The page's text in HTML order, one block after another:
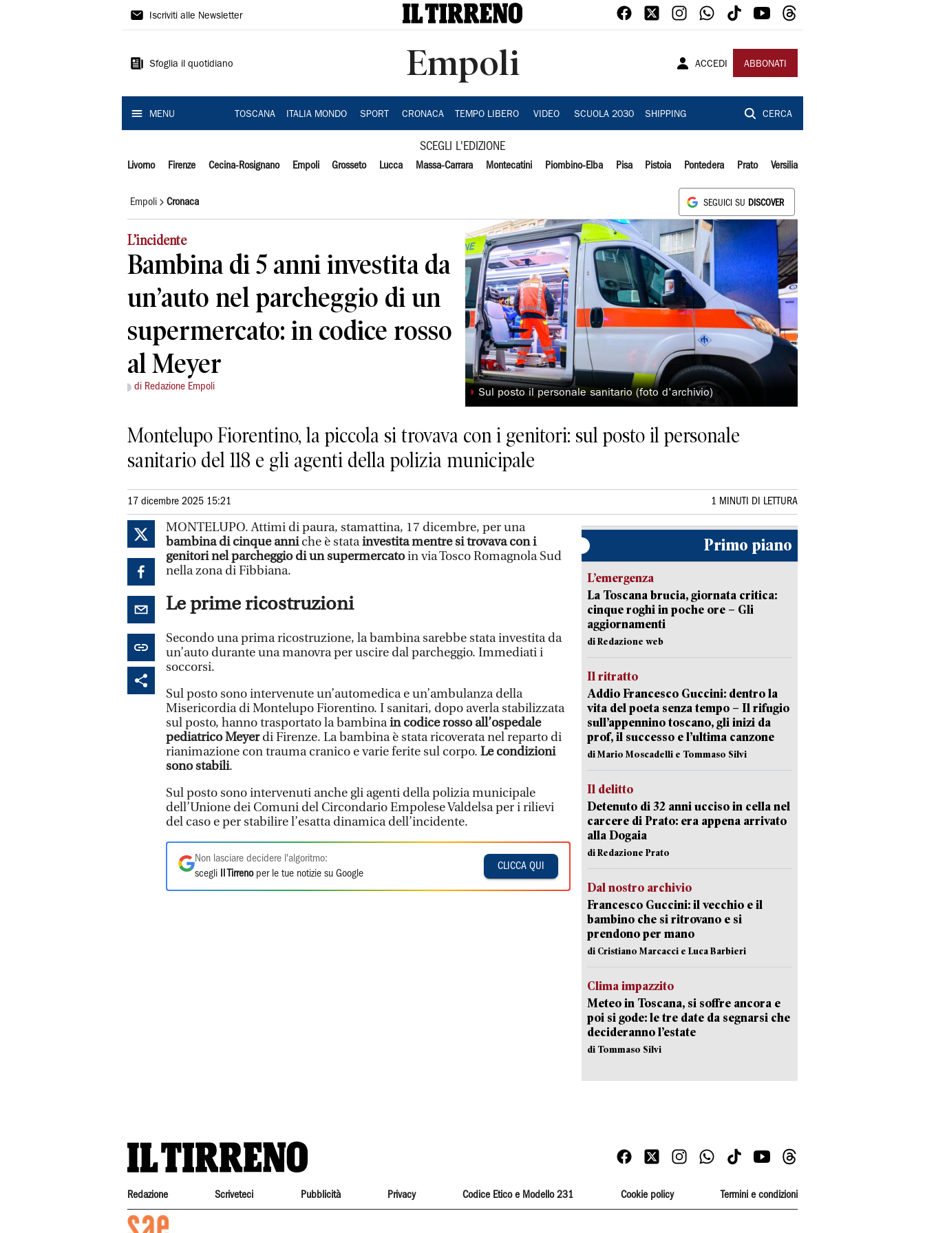
Il
Iscriviti alle Newsletter
Sfoglia il quotidiano Empoli ACCEDI ABBONATI
MENU TOSCANA ITALIA MONDO SPORT CRONACA TEMPO LIBERO VIDEO SCUOLA 2030 SHIPPING CERCA
SCEGLI L'EDIZIONE
Livorno Firenze Cecina-Rosignano Empoli Grosseto Lucca Massa-Carrara Montecatini Piombino-Elba Pisa Pistoia Pontedera Prato Versilia
Empoli Cronaca SEGUICI SU DISCOVER
L’incidente
Bambina di 5 anni investita da
un’auto nel parcheggio di un
supermercato: in codice rosso
al Meyer
di Redazione Empoli
◗ Sul posto il personale sanitario (foto d'archivio)
Montelupo Fiorentino, la piccola si trovava con i genitori: sul posto il personale
sanitario del 118 e gli agenti della polizia municipale
17 dicembre 2025 15:21 1 MINUTI DI LETTURA
MONTELUPO. Attimi di paura, stamattina, 17 dicembre, per una
bambina di cinque anniche è statainvestita mentre si trovava con i
genitori nel parcheggio di un supermercatoin via Tosco Romagnola Sud
nella zona di Fibbiana.
Le prime ricostruzioni
Secondo una prima ricostruzione, la bambina sarebbe stata investita da
un’auto durante una manovra per uscire dal parcheggio. Immediati i
soccorsi.
Sul posto sono intervenute un’automedica e un’ambulanza della
Misericordia di Montelupo Fiorentino. I sanitari, dopo averla stabilizzata
sul posto, hanno trasportato la bambinain codice rosso all’ospedale
pediatrico Meyerdi Firenze. La bambina è stata ricoverata nel reparto di
rianimazione con trauma cranico e varie ferite sul corpo. Le condizioni
sono stabili.
Sul posto sono intervenuti anche gli agenti della polizia municipale
dell’Unione dei Comuni del Circondario Empolese Valdelsa per i rilievi
del caso e per stabilire l’esatta dinamica dell’incidente.
Non lasciare decidere l'algoritmo:
scegli
Il Tirrenoper le tue notizie su Google
CLICCA QUI
Primo piano
L’emergenza
La Toscana brucia, giornata critica:
cinque roghi in poche ore – Gli
aggiornamenti
di Redazione web
Il ritratto
Addio Francesco Guccini: dentro la
vita del poeta senza tempo – Il rifugio
sull’appennino toscano, gli inizi da
prof, il successo e l’ultima canzone
di Mario Moscadelli e Tommaso Silvi
Il delitto
Detenuto di 32 anni ucciso in cella nel
carcere di Prato: era appena arrivato
alla Dogaia
di Redazione Prato
Dal nostro archivio
Francesco Guccini: il vecchio e il
bambino che si ritrovano e si
prendono per mano
di Cristiano Marcacci e Luca Barbieri
Clima impazzito
Meteo in Toscana, si soffre ancora e
poi si gode: le tre date da segnarsi che
decideranno l’estate
di Tommaso Silvi
Redazione Scriveteci Pubblicità Privacy Codice Etico e Modello 231 Cookie policy Termini e condizioni